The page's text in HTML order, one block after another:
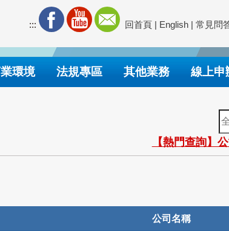
::: 回首頁 | English | 常見問
環境 法規專區 其他業務 線上申
全
站
檢
索
【熱門查詢】
公司名稱